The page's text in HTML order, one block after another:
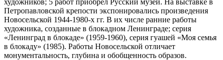
Петропавловской крепости экспонировались произведения
Новосельской 1944-1980-х гг. В их числе ранние работы
художника, созданные в блокадном Ленинграде; серия
«Ленинград в блокаде» (1959-1960), серия гуашей «Моя семья
в блокаду» (1985). Работы Новосельской отличает
монументальность, глубина и обобщенность образов.